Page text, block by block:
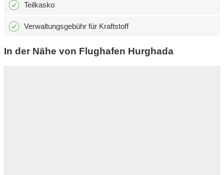
Teilkasko
Verwaltungsgebühr für Kraftstoff
In der Nähe von Flughafen Hurghada